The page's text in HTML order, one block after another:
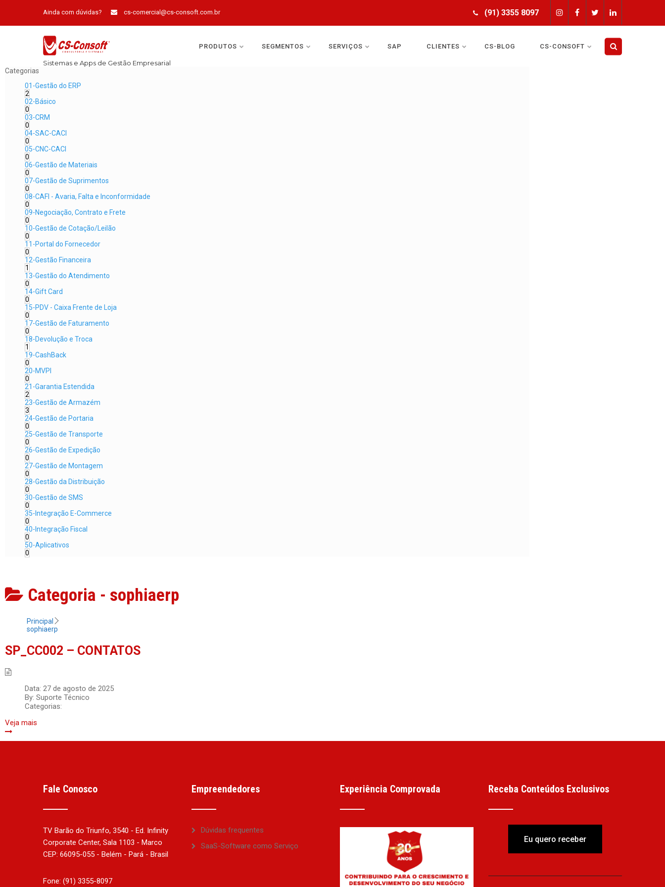
Ainda com dúvidas? cs-comercial@cs-consoft.com.br (91) 3355 8097
Sistemas e Apps de Gestão Empresarial
PRODUTOS SEGMENTOS SERVIÇOS SAP CLIENTES CS-BLOG CS-CONSOFT
Categorias
01-Gestão do ERP
2
02-Básico
0
03-CRM
0
04-SAC-CACI
0
05-CNC-CACI
0
06-Gestão de Materiais
0
07-Gestão de Suprimentos
0
08-CAFI - Avaria, Falta e Inconformidade
0
09-Negociação, Contrato e Frete
0
10-Gestão de Cotação/Leilão
0
11-Portal do Fornecedor
0
12-Gestão Financeira
1
13-Gestão do Atendimento
0
14-Gift Card
0
15-PDV - Caixa Frente de Loja
0
17-Gestão de Faturamento
0
18-Devolução e Troca
1
19-CashBack
0
20-MVPI
0
21-Garantia Estendida
2
23-Gestão de Armazém
3
24-Gestão de Portaria
0
25-Gestão de Transporte
0
26-Gestão de Expedição
0
27-Gestão de Montagem
0
28-Gestão da Distribuição
0
30-Gestão de SMS
0
35-Integração E-Commerce
0
40-Integração Fiscal
0
50-Aplicativos
0
Categoria - sophiaerp
Principal
sophiaerp
SP_CC002 – CONTATOS
Data: 27 de agosto de 2025
By: Suporte Técnico
Categorias:
Veja mais
Fale Conosco
TV Barão do Triunfo, 3540 - Ed. Infinity
Corporate Center, Sala 1103 - Marco
CEP: 66095-055 - Belém - Pará - Brasil
Fone: (91) 3355-8097
Empreendedores
Dúvidas frequentes
SaaS-Software como Serviço
Experiência Comprovada Receba Conteúdos Exclusivos
Eu quero receber